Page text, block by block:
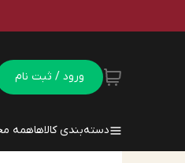
ورود / ثبت نام
دسته‌بندی کالاهاهمه